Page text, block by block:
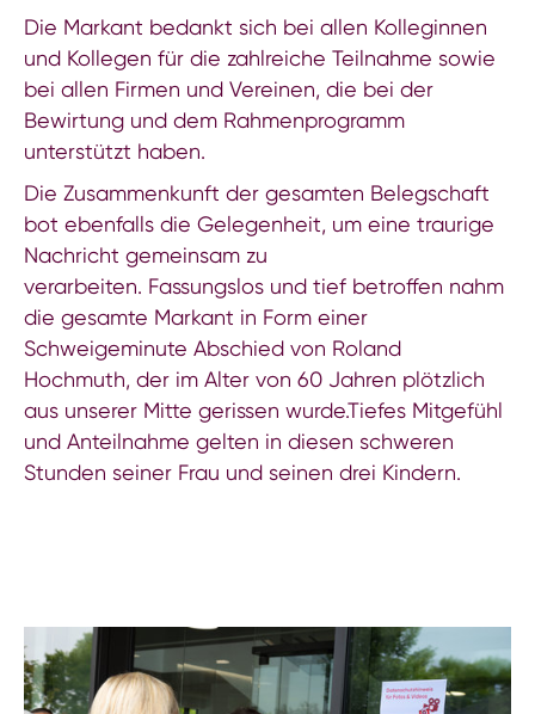
Die Markant bedankt sich bei allen Kolleginnen
und Kollegen für die zahlreiche Teilnahme sowie
bei allen Firmen und Vereinen, die bei der
Bewirtung und dem Rahmenprogramm
unterstützt haben.
Die Zusammenkunft der gesamten Belegschaft
bot ebenfalls die Gelegenheit, um eine traurige
Nachricht gemeinsam zu
verarbeiten. Fassungslos und tief betroffen nahm
die gesamte Markant in Form einer
Schweigeminute Abschied von Roland
Hochmuth, der im Alter von 60 Jahren plötzlich
aus unserer Mitte gerissen wurde.Tiefes Mitgefühl
und Anteilnahme gelten in diesen schweren
Stunden seiner Frau und seinen drei Kindern.